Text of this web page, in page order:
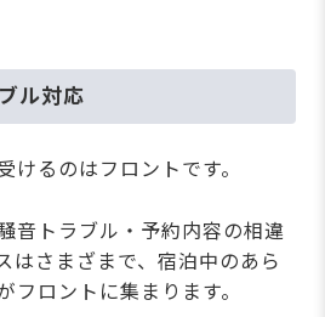
ル対応
けるのはフロントです。
音トラブル・予約内容の相違
はさまざまで、宿泊中のあら
フロントに集まります。